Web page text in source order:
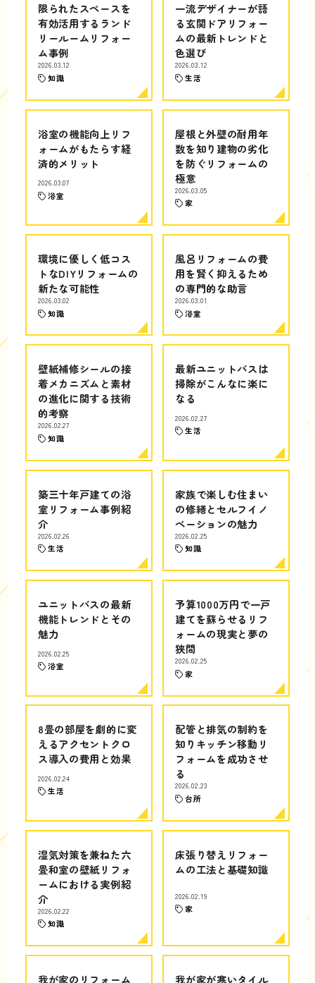
限られたスペースを
有効活用するランド
リールームリフォー
ム事例
2026.03.12
知識
一流デザイナーが語
る玄関ドアリフォー
ムの最新トレンドと
色選び
2026.03.12
生活
浴室の機能向上リフ
ォームがもたらす経
済的メリット
2026.03.07
浴室
屋根と外壁の耐用年
数を知り建物の劣化
を防ぐリフォームの
極意
2026.03.05
家
環境に優しく低コス
トなDIYリフォームの
新たな可能性
2026.03.02
知識
風呂リフォームの費
用を賢く抑えるため
の専門的な助言
2026.03.01
浴室
壁紙補修シールの接
着メカニズムと素材
の進化に関する技術
的考察
2026.02.27
知識
最新ユニットバスは
掃除がこんなに楽に
なる
2026.02.27
生活
築三十年戸建ての浴
室リフォーム事例紹
介
2026.02.26
生活
家族で楽しむ住まい
の修繕とセルフイノ
ベーションの魅力
2026.02.25
知識
ユニットバスの最新
機能トレンドとその
魅力
2026.02.25
浴室
予算1000万円で一戸
建てを蘇らせるリフ
ォームの現実と夢の
狭間
2026.02.25
家
8畳の部屋を劇的に変
えるアクセントクロ
ス導入の費用と効果
2026.02.24
生活
配管と排気の制約を
知りキッチン移動リ
フォームを成功させ
る
2026.02.23
台所
湿気対策を兼ねた六
畳和室の壁紙リフォ
ームにおける実例紹
介
2026.02.22
知識
床張り替えリフォー
ムの工法と基礎知識
2026.02.19
家
我が家のリフォーム 我が家が寒いタイル